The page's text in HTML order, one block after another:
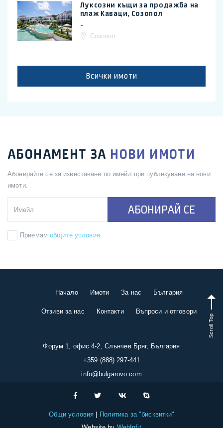
Луксозни къщи за продажба на
плаж Каваци, Созопол
-
Созопол
Всички имоти
АБОНАМЕНТ ЗА НОВИ ИМОТИ
Абонирайте се за известяване по имейл при публикуване на нови
имоти.
АБОНИРАЙ СЕ
Приемам общите условия.
Начало Имоти За нас България
Отзиви за нас Контакти Въпроси и отговори
Форум 1, офис 4-2, Слънчев Бряг, България
+359 (888) 297-441
info@bulgarovo.com
Общи условия
Политика за "бисквитки"
Scroll Top